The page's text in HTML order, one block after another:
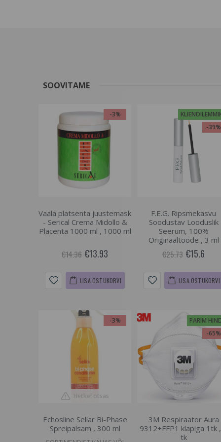
SOOVITAME
-3%
Vaala platsenta juustemask
- Serical Crema Midollo &
Placenta 1000 ml , 1000 ml
€14.36 €13.93
LISA OSTUKORVI
-39%
F.E.G. Ripsmekasvu
Soodustav Looduslik
Seerum, 100%
Originaaltoode , 3 ml
€25.73 €15.6
LISA OSTUKORVI
-3%
Hetkel otsas
Echosline Seliar Bi-Phase
Spreipalsam , 300 ml
PARIM
-65%
3M Respiraator Aura
9312+FFP1 klapiga 1tk ,
tk